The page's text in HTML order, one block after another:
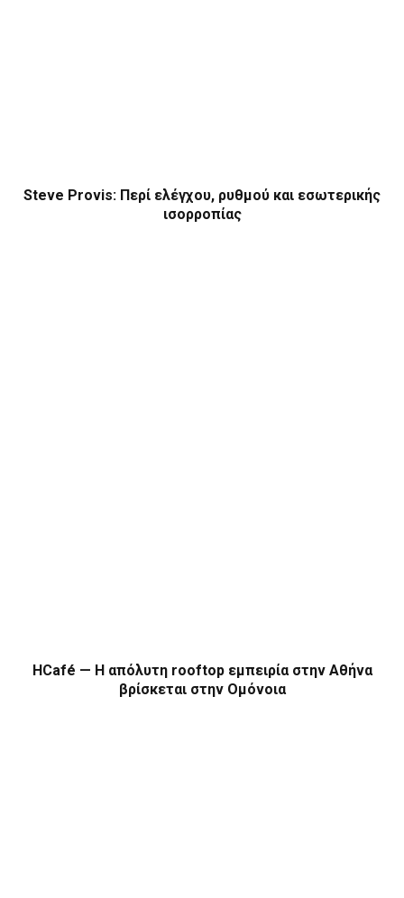
Steve Provis: Περί ελέγχου, ρυθμού και εσωτερικής
ισορροπίας
HCafé — Η απόλυτη rooftop εμπειρία στην Αθήνα
βρίσκεται στην Ομόνοια